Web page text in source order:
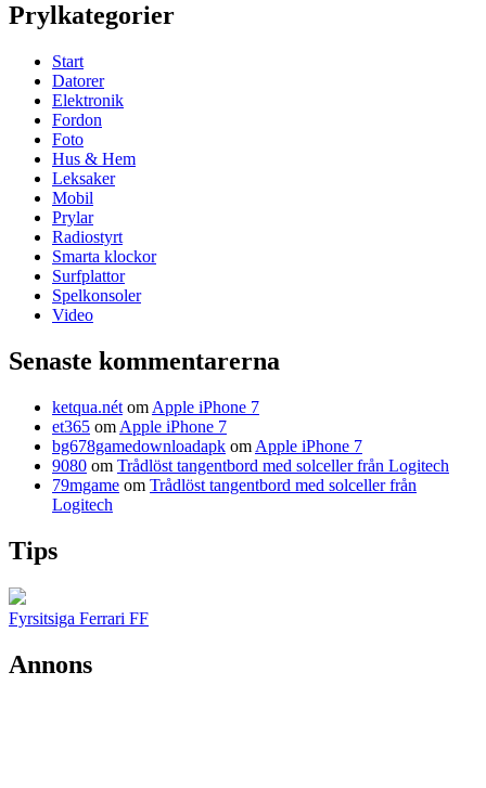
Prylkategorier
Start
Datorer
Elektronik
Fordon
Foto
Hus & Hem
Leksaker
Mobil
Prylar
Radiostyrt
Smarta klockor
Surfplattor
Spelkonsoler
Video
Senaste kommentarerna
ketqua.nét om Apple iPhone 7
et365 om Apple iPhone 7
bg678gamedownloadapk om Apple iPhone 7
9080 om Trådlöst tangentbord med solceller från Logitech
79mgame om Trådlöst tangentbord med solceller från
Logitech
Tips
Fyrsitsiga Ferrari FF
Annons